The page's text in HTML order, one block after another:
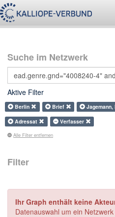
Suche im Netzwerk
Aktive Filter
Berlin Brief
Adressat
Verfasser
Alle Filter entfernen
Filter
Ihr Graph enthält keine
Datenauswahl um ein